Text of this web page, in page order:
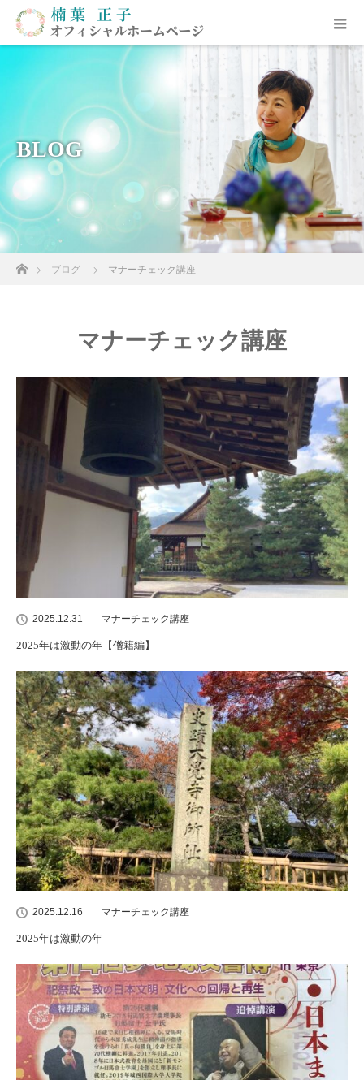
BLOG
ホームブログ マナーチェック講座
マナーチェック講座
2025.12.31 マナーチェック講座
2025年は激動の年【僧籍編】
2025.12.16 マナーチェック講座
2025年は激動の年